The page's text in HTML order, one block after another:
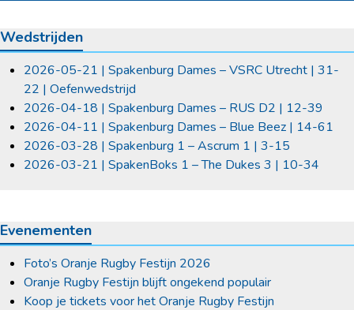
Wedstrijden
2026-05-21 | Spakenburg Dames – VSRC Utrecht | 31-
22 | Oefenwedstrijd
2026-04-18 | Spakenburg Dames – RUS D2 | 12-39
2026-04-11 | Spakenburg Dames – Blue Beez | 14-61
2026-03-28 | Spakenburg 1 – Ascrum 1 | 3-15
2026-03-21 | SpakenBoks 1 – The Dukes 3 | 10-34
Evenementen
Foto’s Oranje Rugby Festijn 2026
Oranje Rugby Festijn blijft ongekend populair
Koop je tickets voor het Oranje Rugby Festijn